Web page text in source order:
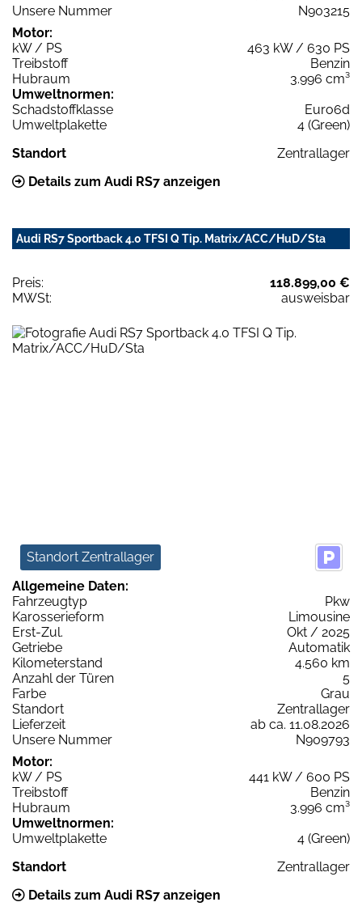
Unsere Nummer
N903215
Motor:
kW / PS
463 kW / 630 PS
Treibstoff
Benzin
Hubraum
3.996 cm³
Umweltnormen:
Schadstoffklasse
Euro6d
Umweltplakette
4 (Green)
Standort
Zentrallager
Details zum Audi RS7 anzeigen
Audi RS7 Sportback 4.0 TFSI Q Tip. Matrix/ACC/HuD/Sta
Preis:
118.899,00 €
MWSt:
ausweisbar
Standort Zentrallager
Allgemeine Daten:
Fahrzeugtyp
Pkw
Karosserieform
Limousine
Erst-Zul.
Okt / 2025
Getriebe
Automatik
Kilometerstand
4.560 km
Anzahl der Türen
5
Farbe
Grau
Standort
Zentrallager
Lieferzeit
ab ca. 11.08.2026
Unsere Nummer
N909793
Motor:
kW / PS
441 kW / 600 PS
Treibstoff
Benzin
Hubraum
3.996 cm³
Umweltnormen:
Umweltplakette
4 (Green)
Standort
Zentrallager
Details zum Audi RS7 anzeigen